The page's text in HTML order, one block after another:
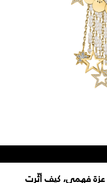
عزةفهمي، كيفأثّرت